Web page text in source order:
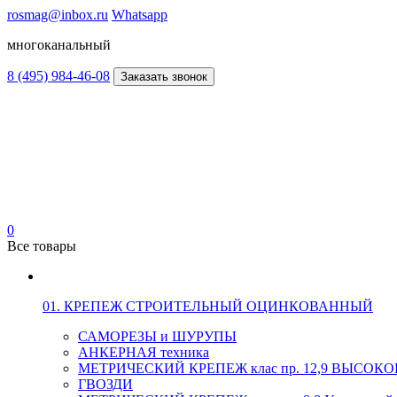
rosmag@inbox.ru Whatsapp
многоканальный
8 (495) 984-46-08 Заказать звонок
0
Все товары
01. КРЕПЕЖ СТРОИТЕЛЬНЫЙ ОЦИНКОВАННЫЙ
САМОРЕЗЫ и ШУРУПЫ
АНКЕРНАЯ техника
МЕТРИЧЕСКИЙ КРЕПЕЖ клас пр. 12,9
ГВОЗДИ